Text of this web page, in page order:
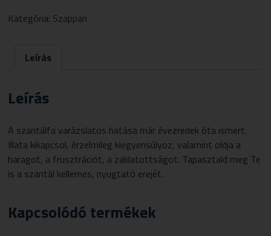
110G
Kategória: Szappan
Leírás
Leírás
A szantálfa varázslatos hatása már évezredek óta ismert.
Illata kikapcsol, érzelmileg kiegyensúlyoz, valamint oldja a
haragot, a frusztrációt, a zaklatottságot. Tapasztald meg Te
is a szantál kellemes, nyugtató erejét.
Kapcsolódó termékek